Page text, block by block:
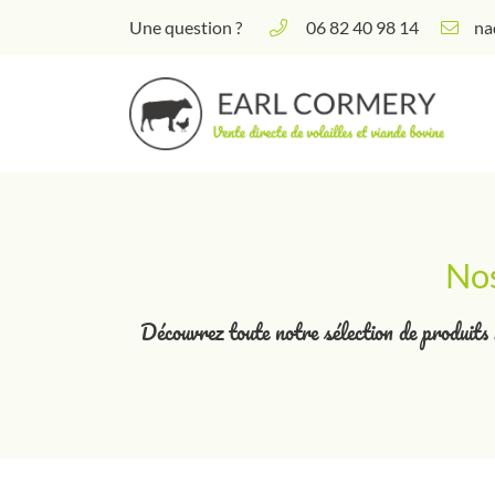
Une question ? 06 82 40 98 14
37340 AMBILLOU
06 82 40 98 14
Découvrez toute notre sélection de